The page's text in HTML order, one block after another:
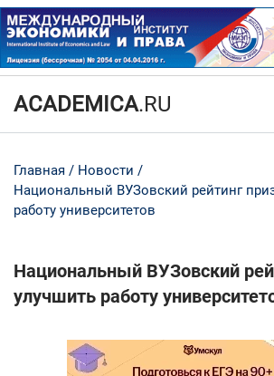
ACADEMICA.RU
Главная
Новости
Национальный ВУЗовский рейтинг
работу университетов
Национальный ВУЗовский
улучшить работу
Да Нет